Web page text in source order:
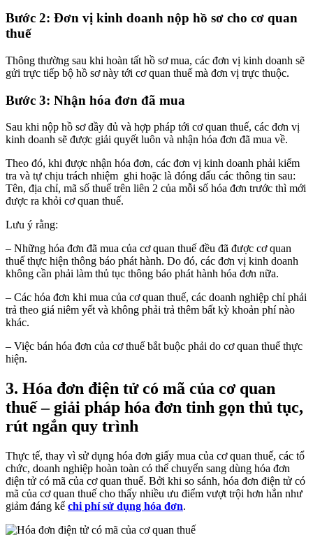
Bước 2: Đơn vị kinh doanh nộp hồ sơ cho cơ quan
thuế
Thông thường sau khi hoàn tất hồ sơ mua, các đơn vị kinh doanh sẽ
gửi trực tiếp bộ hồ sơ này tới cơ quan thuế mà đơn vị trực thuộc.
Bước 3: Nhận hóa đơn đã mua
Sau khi nộp hồ sơ đầy đủ và hợp pháp tới cơ quan thuế, các đơn vị
kinh doanh sẽ được giải quyết luôn và nhận hóa đơn đã mua về.
Theo đó, khi được nhận hóa đơn, các đơn vị kinh doanh phải kiểm
tra và tự chịu trách nhiệm ghi hoặc là đóng dấu các thông tin sau:
Tên, địa chỉ, mã số thuế trên liên 2 của mỗi số hóa đơn trước thì mới
được ra khỏi cơ quan thuế.
Lưu ý rằng:
– Những hóa đơn đã mua của cơ quan thuế đều đã được cơ quan
thuế thực hiện thông báo phát hành. Do đó, các đơn vị kinh doanh
không cần phải làm thủ tục thông báo phát hành hóa đơn nữa.
– Các hóa đơn khi mua của cơ quan thuế, các doanh nghiệp chỉ phải
trả theo giá niêm yết và không phải trả thêm bất kỳ khoản phí nào
khác.
– Việc bán hóa đơn của cơ thuế bắt buộc phải do cơ quan thuế thực
hiện.
3. Hóa đơn điện tử có mã của cơ quan
thuế – giải pháp hóa đơn tinh gọn thủ tục,
rút ngắn quy trình
Thực tế, thay vì sử dụng hóa đơn giấy mua của cơ quan thuế, các tổ
chức, doanh nghiệp hoàn toàn có thể chuyển sang dùng hóa đơn
điện tử có mã của cơ quan thuế. Bởi khi so sánh, hóa đơn điện tử có
mã của cơ quan thuế cho thấy nhiều ưu điểm vượt trội hơn hẳn như
giảm đáng kể chi phí sử dụng hóa đơn.